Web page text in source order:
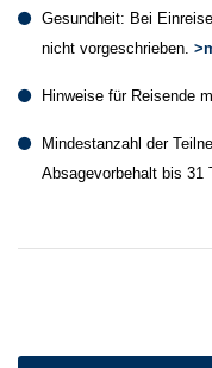
Gesundheit: Bei
nicht vorgeschrieben.
Hinweise für Reisende
Mindestanzahl der
Absagevorbehalt bis 31